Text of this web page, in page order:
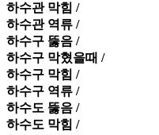
하수관 막힘 /
하수관 역류 /
하수구 뚫음 /
하수구 막혔을때 /
하수구 막힘 /
하수구 역류 /
하수도 뚫음 /
하수도 막힘 /